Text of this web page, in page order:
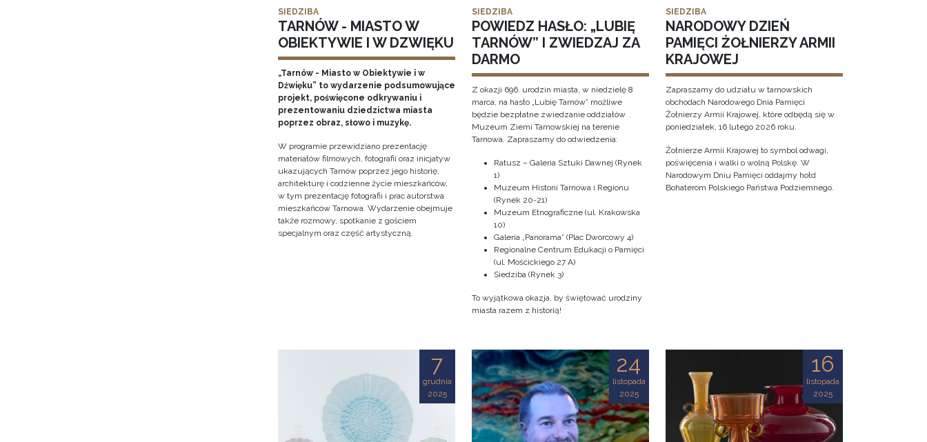
SIEDZIBA
TARNÓW - MIASTO W
OBIEKTYWIE I W DZWIĘKU
„Tarnów - Miasto w Obiektywie i w
Dźwięku” to wydarzenie podsumowujące
projekt, poświęcone odkrywaniu i
prezentowaniu dziedzictwa miasta
poprzez obraz, słowo i muzykę.
W programie przewidziano prezentację
materiałów filmowych, fotografii oraz inicjatyw
ukazujących Tarnów poprzez jego historię,
architekturę i codzienne życie mieszkańców,
w tym prezentację fotografii i prac autorstwa
mieszkańców Tarnowa. Wydarzenie obejmuje
także rozmowy, spotkanie z gościem
specjalnym oraz część artystyczną.
SIEDZIBA
POWIEDZ HASŁO: „LUBIĘ
TARNÓW” I ZWIEDZAJ ZA
DARMO
Z okazji 696. urodzin miasta, w niedzielę 8
marca, na hasło „Lubię Tarnów” możliwe
będzie bezpłatne zwiedzanie oddziałów
Muzeum Ziemi Tarnowskiej na terenie
Tarnowa. Zapraszamy do odwiedzenia:
Ratusz – Galeria Sztuki Dawnej (Rynek
1)
Muzeum Historii Tarnowa i Regionu
(Rynek 20-21)
Muzeum Etnograficzne (ul. Krakowska
10)
Galeria „Panorama” (Plac Dworcowy 4)
Regionalne Centrum Edukacji o Pamięci
(ul. Mościckiego 27 A)
Siedziba (Rynek 3)
To wyjątkowa okazja, by świętować urodziny
miasta razem z historią!
SIEDZIBA
NARODOWY DZIEŃ
PAMIĘCI ŻOŁNIERZY ARMII
KRAJOWEJ
Zapraszamy do udziału w tarnowskich
obchodach Narodowego Dnia Pamięci
Żołnierzy Armii Krajowej, które odbędą się w
poniedziałek, 16 lutego 2026 roku.
Żołnierze Armii Krajowej to symbol odwagi,
poświęcenia i walki o wolną Polskę. W
Narodowym Dniu Pamięci oddajmy hołd
Bohaterom Polskiego Państwa Podziemnego.
7
grudnia
2025
24
listopada
2025
16
listopada
2025